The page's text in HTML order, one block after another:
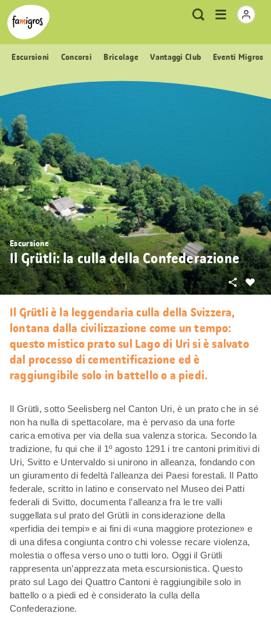
Navigazione
segnalibri
Header
Logo Metanavigazione
Ricerca
Apri
menu
Escursioni Concorsi Bricolage Vantaggi Club Eventi Migros
Escursione
Il Grütli: la culla della Confederazione
Mi
Condividi
Il Grütli è la leggendaria culla della Svizzera,
lontana dalla civilizzazione come un tempo:
questo mistico prato sul Lago di Uri si è salvato
dal processo di cementificazione ed è
raggiungibile solo in battello o a piedi.
Il Grütli, sotto Seelisberg nel Canton Uri, è un prato che in sé
non ha nulla di spettacolare, ma è pervaso da una forte
carica emotiva per via della sua valenza storica. Secondo la
tradizione, fu qui che il 1º agosto 1291 i tre cantoni primitivi di
Uri, Svitto e Untervaldo si unirono in alleanza, fondando con
un giuramento di fedeltà l'alleanza dei Paesi forestali. Il Patto
federale, scritto in latino e conservato nel Museo dei Patti
federali di Svitto, documenta l’alleanza fra le tre valli
suggellata sul prato del Grütli in considerazione della
«perfidia dei tempi» e ai fini di «una maggiore protezione» e
di una difesa congiunta contro chi volesse recare violenza,
molestia o offesa verso uno o tutti loro. Oggi il Grütli
rappresenta un’apprezzata meta escursionistica. Questo
prato sul Lago dei Quattro Cantoni è raggiungibile solo in
battello o a piedi ed è considerato la culla della
Confederazione.